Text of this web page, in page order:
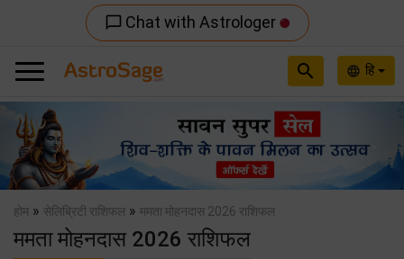
chat_bubble_outline Chat with Astrologer
language हि
search
Previous
होम » सेलिब्रिटी राशिफल » ममता मोहनदास 2026 राशिफल
ममता मोहनदास 2026 राशिफल